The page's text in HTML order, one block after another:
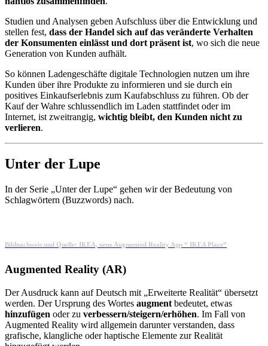
Studien und Analysen geben Aufschluss über die Entwicklung und
stellen fest, dass der Handel sich auf das veränderte Verhalten
der Konsumenten einlässt und dort präsent ist, wo sich die neue
Generation von Kunden aufhält.
So können Ladengeschäfte digitale Technologien nutzen um ihre
Kunden über ihre Produkte zu informieren und sie durch ein
positives Einkaufserlebnis zum Kaufabschluss zu führen. Ob der
Kauf der Wahre schlussendlich im Laden stattfindet oder im
Internet, ist zweitrangig, wichtig bleibt, den Kunden nicht zu
verlieren.
Unter der Lupe
In der Serie „Unter der Lupe“ gehen wir der Bedeutung von
Schlagwörtern (Buzzwords) nach.
Bildnachweis und Quelle: IKEA, neue Augmented Reality App “ IKEA Place“
Augmented Reality (AR)
Der Ausdruck kann auf Deutsch mit „Erweiterte Realität“ übersetzt
werden. Der Ursprung des Wortes augment bedeutet, etwas
hinzufügen oder zu verbessern/steigern/erhöhen. Im Fall von
Augmented Reality wird allgemein darunter verstanden, dass
grafische, klangliche oder haptische Elemente zur Realität